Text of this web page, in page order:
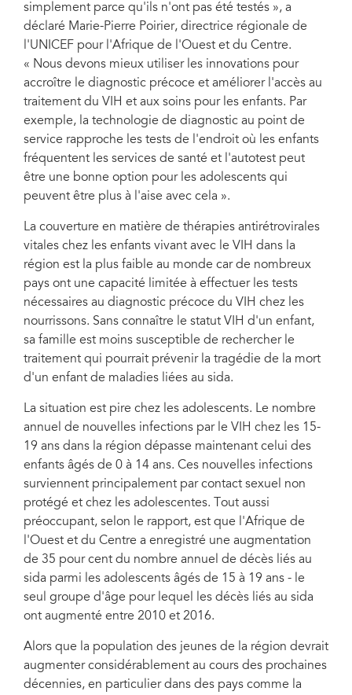
simplement parce qu'ils n'ont pas été testés », a
déclaré Marie-Pierre Poirier, directrice régionale de
l'UNICEF pour l'Afrique de l'Ouest et du Centre.
« Nous devons mieux utiliser les innovations pour
accroître le diagnostic précoce et améliorer l'accès au
traitement du VIH et aux soins pour les enfants. Par
exemple, la technologie de diagnostic au point de
service rapproche les tests de l'endroit où les enfants
fréquentent les services de santé et l'autotest peut
être une bonne option pour les adolescents qui
peuvent être plus à l'aise avec cela ».
La couverture en matière de thérapies antirétrovirales
vitales chez les enfants vivant avec le VIH dans la
région est la plus faible au monde car de nombreux
pays ont une capacité limitée à effectuer les tests
nécessaires au diagnostic précoce du VIH chez les
nourrissons. Sans connaître le statut VIH d'un enfant,
sa famille est moins susceptible de rechercher le
traitement qui pourrait prévenir la tragédie de la mort
d'un enfant de maladies liées au sida.
La situation est pire chez les adolescents. Le nombre
annuel de nouvelles infections par le VIH chez les 15-
19 ans dans la région dépasse maintenant celui des
enfants âgés de 0 à 14 ans. Ces nouvelles infections
surviennent principalement par contact sexuel non
protégé et chez les adolescentes. Tout aussi
préoccupant, selon le rapport, est que l'Afrique de
l'Ouest et du Centre a enregistré une augmentation
de 35 pour cent du nombre annuel de décès liés au
sida parmi les adolescents âgés de 15 à 19 ans - le
seul groupe d'âge pour lequel les décès liés au sida
ont augmenté entre 2010 et 2016.
Alors que la population des jeunes de la région devrait
augmenter considérablement au cours des prochaines
décennies, en particulier dans des pays comme la